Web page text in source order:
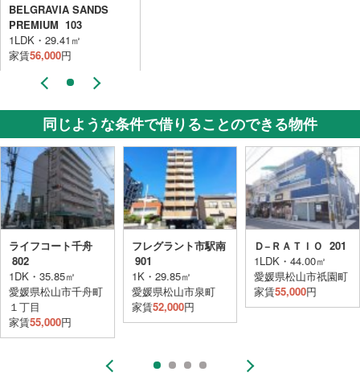
BELGRAVIA SANDS
PREMIUM 103
1LDK・29.41㎡
家賃56,000円
同じような条件で借りることのできる物件
ライフコート千舟
802
1DK・35.85㎡
愛媛県松山市千舟町
１丁目
家賃55,000円
フレグラント市駅南
901
1K・29.85㎡
愛媛県松山市泉町
家賃52,000円
Ｄ−ＲＡＴＩＯ 201
1LDK・44.00㎡
愛媛県松山市祇園町
家賃55,000円